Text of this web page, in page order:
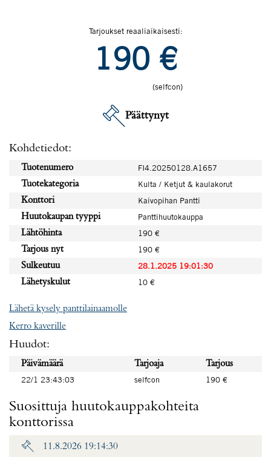
Tarjoukset reaaliaikaisesti:
190 €
(selfcon)
Päättynyt
Kohdetiedot:
Tuotenumero
FI4.20250128.A1657
Tuotekategoria
Kulta / Ketjut & kaulakorut
Konttori
Kaivopihan Pantti
Huutokaupan tyyppi
Panttihuutokauppa
Lähtöhinta
190 €
Tarjous nyt
190 €
Sulkeutuu
28.1.2025 19:01:30
Lähetyskulut
10 €
Lähetä kysely panttilainaamolle
Kerro kaverille
Huudot:
Päivämäärä Tarjoaja
Tarjous
22/1 23:43:03
selfcon 190 €
Suosittuja huutokauppakohteita
konttorissa
11.8.2026 19:14:30